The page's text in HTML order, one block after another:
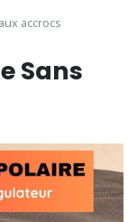
accrocs
Sans